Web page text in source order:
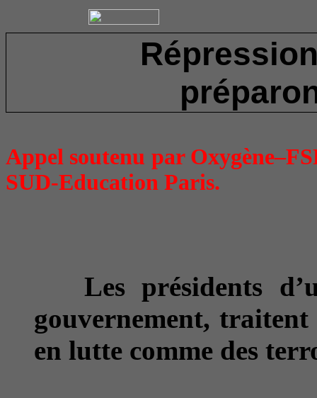
Appel soutenu par
SUD-Education Paris.
Les présidents
gouvernement,
en lutte comme des